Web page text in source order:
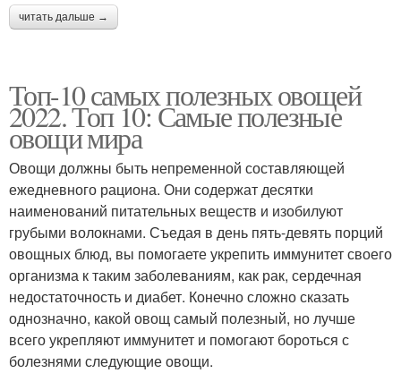
читать дальше →
Топ-10 самых полезных овощей
2022. Топ 10: Самые полезные
овощи мира
Овощи должны быть непременной составляющей
ежедневного рациона. Они содержат десятки
наименований питательных веществ и изобилуют
грубыми волокнами. Съедая в день пять-девять порций
овощных блюд, вы помогаете укрепить иммунитет своего
организма к таким заболеваниям, как рак, сердечная
недостаточность и диабет. Конечно сложно сказать
однозначно, какой овощ самый полезный, но лучше
всего укрепляют иммунитет и помогают бороться с
болезнями следующие овощи.